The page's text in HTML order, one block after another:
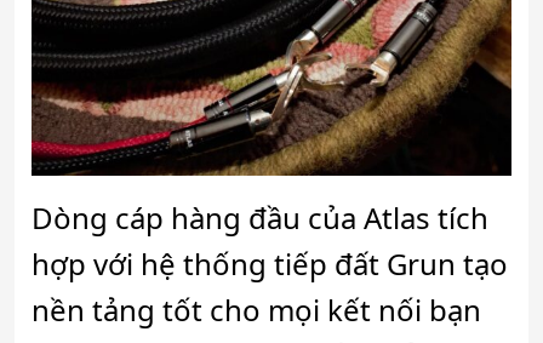
Dòng cáp hàng đầu của Atlas tích
hợp với hệ thống tiếp đất Grun tạo
nền tảng tốt cho mọi kết nối bạn